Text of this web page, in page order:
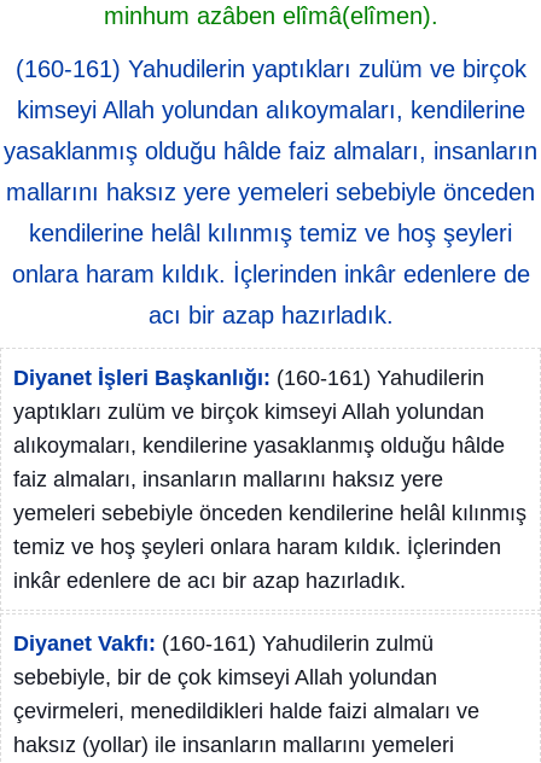
minhum azâben elîmâ(elîmen).
(160-161) Yahudilerin yaptıkları zulüm ve birçok
kimseyi Allah yolundan alıkoymaları, kendilerine
yasaklanmış olduğu hâlde faiz almaları, insanların
mallarını haksız yere yemeleri sebebiyle önceden
kendilerine helâl kılınmış temiz ve hoş şeyleri
onlara haram kıldık. İçlerinden inkâr edenlere de
acı bir azap hazırladık.
Diyanet İşleri Başkanlığı: (160-161) Yahudilerin
yaptıkları zulüm ve birçok kimseyi Allah yolundan
alıkoymaları, kendilerine yasaklanmış olduğu hâlde
faiz almaları, insanların mallarını haksız yere
yemeleri sebebiyle önceden kendilerine helâl kılınmış
temiz ve hoş şeyleri onlara haram kıldık. İçlerinden
inkâr edenlere de acı bir azap hazırladık.
Diyanet Vakfı: (160-161) Yahudilerin zulmü
sebebiyle, bir de çok kimseyi Allah yolundan
çevirmeleri, menedildikleri halde faizi almaları ve
haksız (yollar) ile insanların mallarını yemeleri